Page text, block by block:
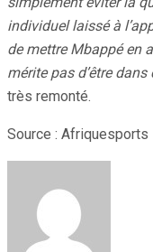
individuel laissé à
de mettre Mbappé en
mérite pas d’être dans
très remonté.
Source : Afriquesports